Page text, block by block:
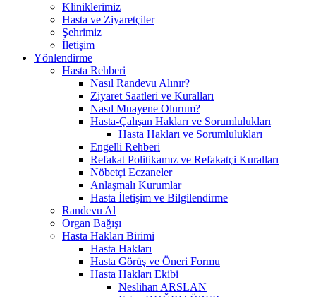
Kliniklerimiz
Hasta ve Ziyaretçiler
Şehrimiz
İletişim
Yönlendirme
Hasta Rehberi
Nasıl Randevu Alınır?
Ziyaret Saatleri ve Kuralları
Nasıl Muayene Olurum?
Hasta-Çalışan Hakları ve Sorumlulukları
Hasta Hakları ve Sorumlulukları
Engelli Rehberi
Refakat Politikamız ve Refakatçi Kuralları
Nöbetçi Eczaneler
Anlaşmalı Kurumlar
Hasta İletişim ve Bilgilendirme
Randevu Al
Organ Bağışı
Hasta Hakları Birimi
Hasta Hakları
Hasta Görüş ve Öneri Formu
Hasta Hakları Ekibi
Neslihan ARSLAN